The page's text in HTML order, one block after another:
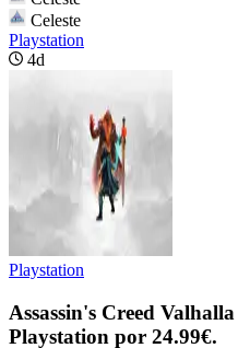
Celeste
Playstation
4d
Playstation
Assassin's Creed
Playstation por 24.99€.